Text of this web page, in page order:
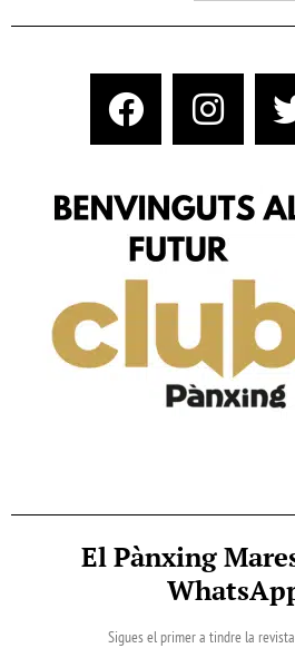
El Pànxing
Sigues el primer a tindre la